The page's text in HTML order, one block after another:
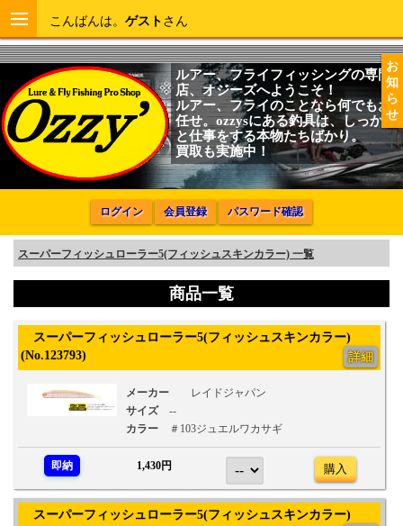
お
知
ら
せ
こんばんは。 ゲスト さん
ルアー、フライフィッシングの専門
店、オジーズへようこそ！
ルアー、フライのことなら何でもお
任せ。ozzysにある釣具は、しっかり
と仕事をする本物たちばかり。
買取も実施中！
ログイン 会員登録 パスワード確認
スーパーフィッシュローラー5(フィッシュスキンカラー) 一覧
商品一覧
スーパーフィッシュローラー5(フィッシュスキンカラー)
(No.123793)
詳細
メーカー
レイドジャパン
サイズ
--
カラー
＃103ジュエルワカサギ
即納 1,430円 購入
スーパーフィッシュローラー5(フィッシュスキンカラー)